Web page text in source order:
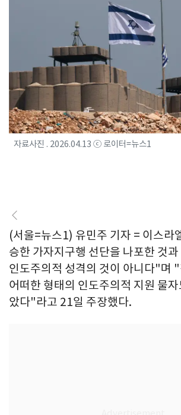
자료사진 . 2026.04.13 ⓒ 로이터=뉴스1
(서울=뉴스1) 유민주 기자 = 이스라
승한 가자지구행 선단을 나포한 것
인도주의적 성격의 것이 아니다"며
어떠한 형태의 인도주의적 지원 물
았다"라고 21일 주장했다.